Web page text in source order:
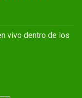
vivo dentro de los